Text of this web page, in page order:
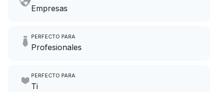
Empresas
mes para enfocarte en el
Ir a la lavandería por negocios
PERFECTO PARA
Profesionales
nuestro trabajo mientras tú te
PERFECTO PARA
Ti